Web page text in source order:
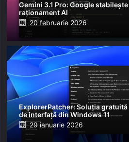
Gemini 3.1 Pro: Google
raționament AI
Posted
on
20 februarie 2026
ExplorerPatcher: Soluția
de interfață din Windows 11
Posted
on
29 ianuarie 2026